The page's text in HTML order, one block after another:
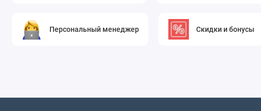
Персональный менеджер Скидки и бонусы